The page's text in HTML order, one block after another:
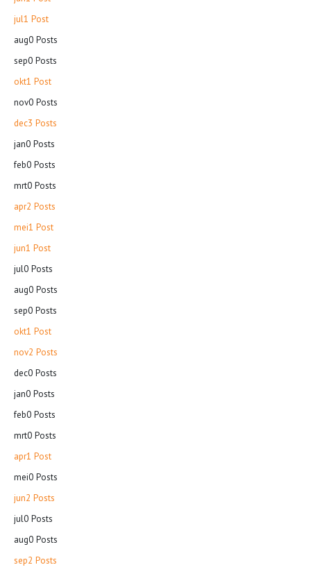
jul1 Post
aug0 Posts
sep0 Posts
okt1 Post
nov0 Posts
dec3 Posts
jan0 Posts
feb0 Posts
mrt0 Posts
apr2 Posts
mei1 Post
jun1 Post
jul0 Posts
aug0 Posts
sep0 Posts
okt1 Post
nov2 Posts
dec0 Posts
jan0 Posts
feb0 Posts
mrt0 Posts
apr1 Post
mei0 Posts
jun2 Posts
jul0 Posts
aug0 Posts
sep2 Posts